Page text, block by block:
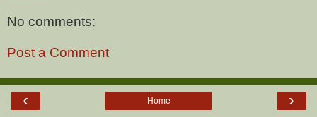
No comments:
Post a Comment
‹ ›
Home